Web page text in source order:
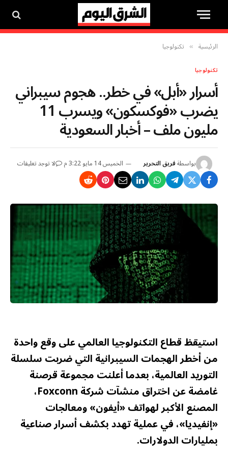
الرئيسية » تكنولوجيا
تكنولوجيا
أسرار «أبل» في خطر.. هجوم سيبراني
يضرب «فوكسكون» ويسرب 11
مليون ملف – أخبار السعودية
بواسطةفريق التحرير الخميس 14 مايو 3:22 م لا توجد تعليقات
استيقظ قطاع التكنولوجيا العالمي على وقع واحدة
من أخطر الهجمات السيبرانية التي ضربت سلسلة
التوريد العالمية، بعدما أعلنت مجموعة قرصنة
غامضة عن اختراق منشآت شركة Foxconn،
المصنع الأكبر لهواتف «أيفون» ومعالجات
«إنفيديا»، في عملية تهدد بكشف أسرار صناعية
بمليارات الدولارات.